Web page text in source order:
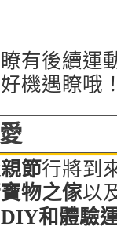
有後續運
機遇瞭哦
節行將到
寶物之傢以
DIY和體驗